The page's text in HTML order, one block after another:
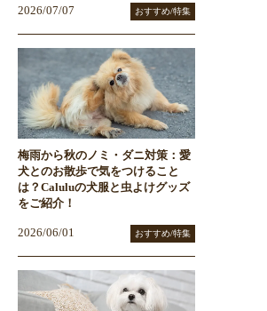
2026/07/07 おすすめ/特集
梅雨から秋のノミ・ダニ対策：愛
犬とのお散歩で気をつけること
は？Caluluの犬服と虫よけグッズ
をご紹介！
2026/06/01 おすすめ/特集